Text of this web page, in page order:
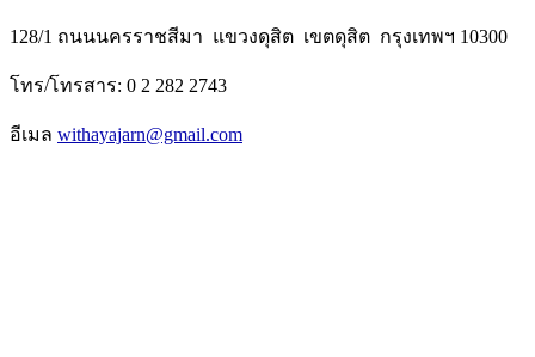
128/1 ถนนนครราชสีมา แขวงดุสิต เขตดุสิต กรุงเทพฯ 10300
โทร/โทรสาร: 0 2 282 2743
อีเมล withayajarn@gmail.com